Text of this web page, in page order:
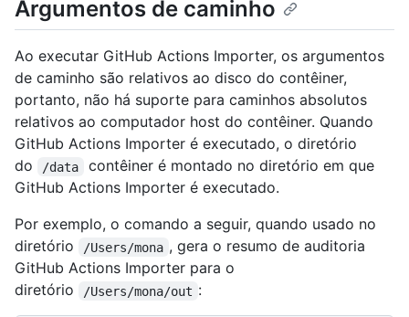
Argumentos de caminho
Ao executar GitHub Actions Importer, os argumentos
de caminho são relativos ao disco do contêiner,
portanto, não há suporte para caminhos absolutos
relativos ao computador host do contêiner. Quando
GitHub Actions Importer é executado, o diretório
do
/data
contêiner é montado no diretório em que
GitHub Actions Importer é executado.
Por exemplo, o comando a seguir, quando usado no
diretório
/Users/mona , gera o resumo de auditoria
GitHub Actions Importer para o
diretório
/Users/mona/out :